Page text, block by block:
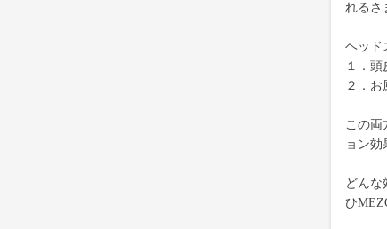
れるさ
ヘッド
１．
２．
この両
ョン
どんな
ひ